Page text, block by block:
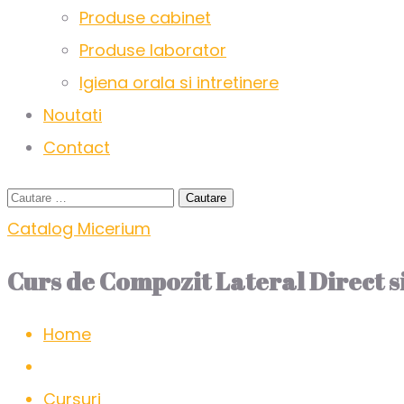
Produse cabinet
Produse laborator
Igiena orala si intretinere
Noutati
Contact
Catalog Micerium
Curs de Compozit Lateral Direct
Home
Cursuri